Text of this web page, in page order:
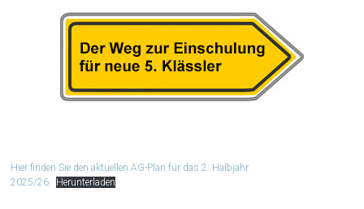
Hier finden Sie den aktuellen AG-Plan für das 2. Halbjahr
2025/26
Herunterladen